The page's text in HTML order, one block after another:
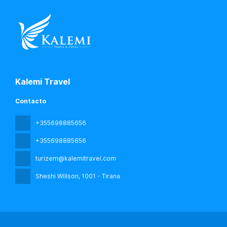
Kalemi Travel
Contacto
+355698885656
+355698885656
turizem@kalemitravel.com
Sheshi Willson, 1001 - Tirana